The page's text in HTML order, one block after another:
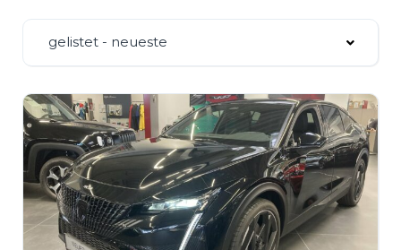
gelistet - neueste